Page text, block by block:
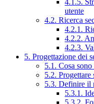
4.1.5.
utente
4.2. Ricerca
4.2.1.
4.2.2.
4.2.3.
5. Progettazione dei
5.1. Cosa
5.2.
5.3. Definire il
5.3.1.
5.3.2.